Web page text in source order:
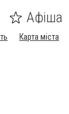
Афіша
Карта міста